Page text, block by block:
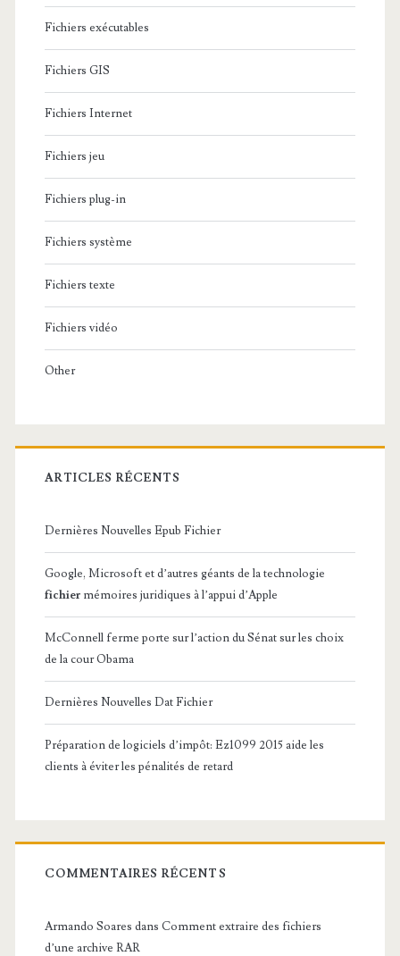
Fichiers exécutables
Fichiers GIS
Fichiers Internet
Fichiers jeu
Fichiers plug-in
Fichiers système
Fichiers texte
Fichiers vidéo
Other
ARTICLES RÉCENTS
Dernières Nouvelles Epub Fichier
Google, Microsoft et d’autres géants de la technologie
fichier mémoires juridiques à l’appui d’Apple
McConnell ferme porte sur l’action du Sénat sur les choix
de la cour Obama
Dernières Nouvelles Dat Fichier
Préparation de logiciels d’impôt: Ez1099 2015 aide les
clients à éviter les pénalités de retard
COMMENTAIRES RÉCENTS
Armando Soares dans Comment extraire des fichiers
d’une archive RAR